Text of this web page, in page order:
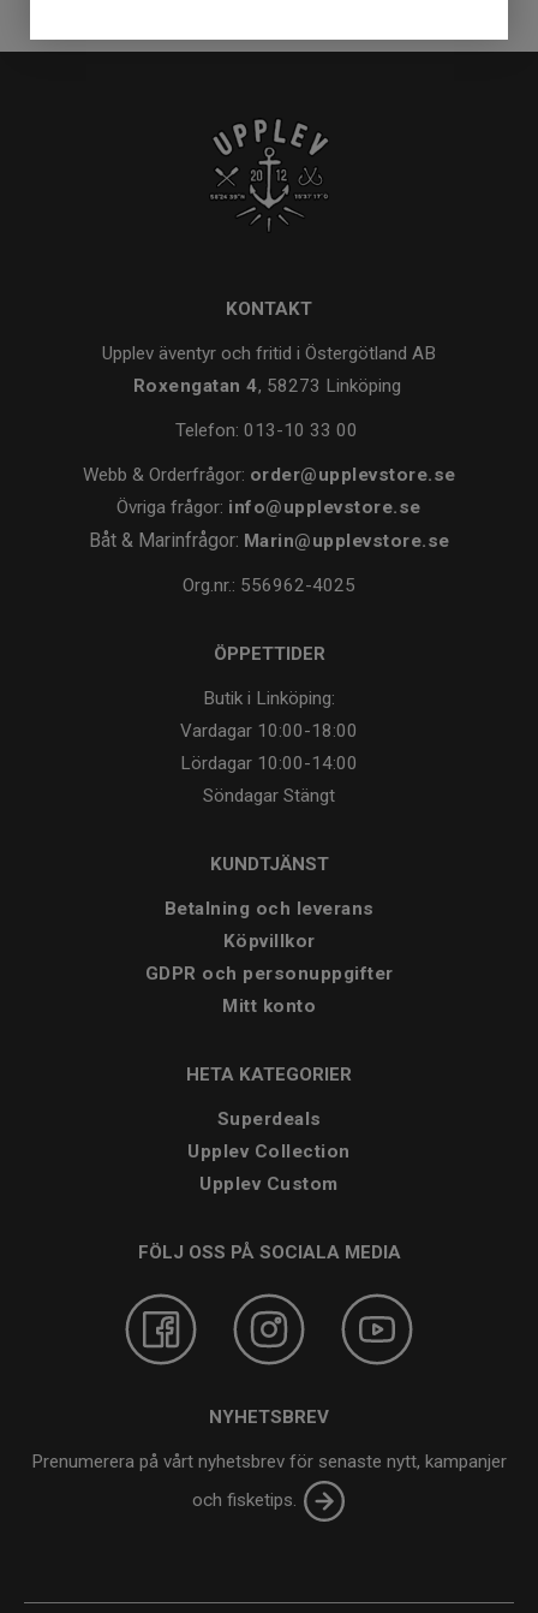
KONTAKT
Upplev äventyr och fritid i Östergötland AB
Roxengatan 4, 58273 Linköping
Telefon: 013-10 33 00
Webb & Orderfrågor: order@upplevstore.se
Övriga frågor: info@upplevstore.se
Båt & Marinfrågor: Marin@upplevstore.se
Org.nr.: 556962-4025
ÖPPETTIDER
Butik i Linköping:
Vardagar 10:00-18:00
Lördagar 10:00-14:00
Söndagar Stängt
KUNDTJÄNST
Betalning och leverans
Köpvillkor
GDPR och personuppgifter
Mitt konto
HETA KATEGORIER
Superdeals
Upplev Collection
Upplev Custom
FÖLJ OSS PÅ SOCIALA MEDIA
NYHETSBREV
Prenumerera på vårt nyhetsbrev för senaste nytt, kampanjer
och fisketips.